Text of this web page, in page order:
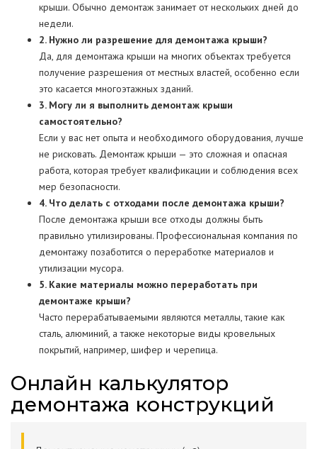
крыши. Обычно демонтаж занимает от нескольких дней до
недели.
2. Нужно ли разрешение для демонтажа крыши?
Да, для демонтажа крыши на многих объектах требуется
получение разрешения от местных властей, особенно если
это касается многоэтажных зданий.
3. Могу ли я выполнить демонтаж крыши
самостоятельно?
Если у вас нет опыта и необходимого оборудования, лучше
не рисковать. Демонтаж крыши — это сложная и опасная
работа, которая требует квалификации и соблюдения всех
мер безопасности.
4. Что делать с отходами после демонтажа крыши?
После демонтажа крыши все отходы должны быть
правильно утилизированы. Профессиональная компания по
демонтажу позаботится о переработке материалов и
утилизации мусора.
5. Какие материалы можно переработать при
демонтаже крыши?
Часто перерабатываемыми являются металлы, такие как
сталь, алюминий, а также некоторые виды кровельных
покрытий, например, шифер и черепица.
Онлайн калькулятор
демонтажа конструкций